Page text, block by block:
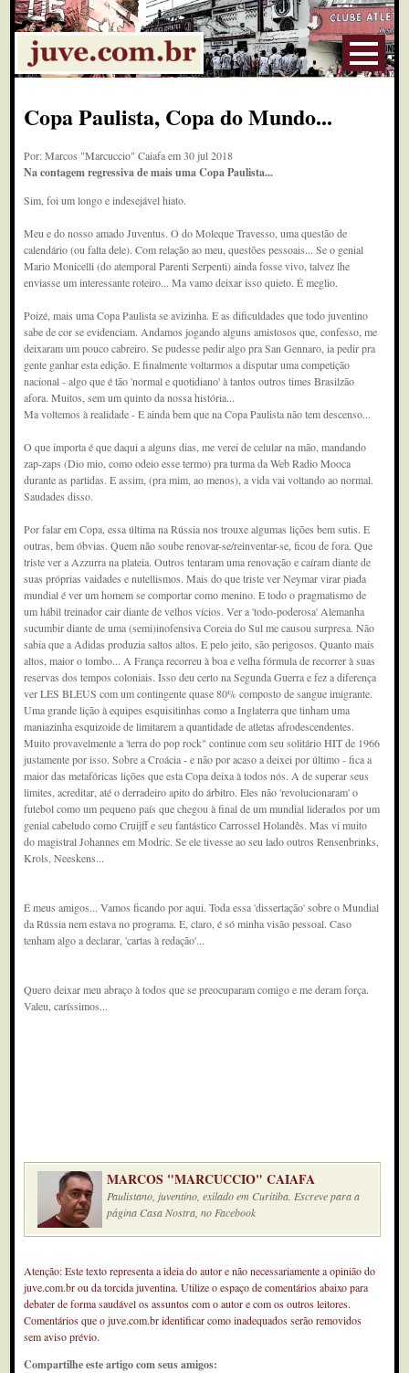
Copa Paulista, Copa do Mundo...
Por: Marcos "Marcuccio" Caiafa em 30 jul 2018
Na contagem regressiva de mais uma Copa Paulista...
Sim, foi um longo e indesejável hiato.
Meu e do nosso amado Juventus. O do Moleque Travesso, uma questão de
calendário (ou falta dele). Com relação ao meu, questões pessoais... Se o genial
Mario Monicelli (do atemporal Parenti Serpenti) ainda fosse vivo, talvez lhe
enviasse um interessante roteiro... Ma vamo deixar isso quieto. É meglio.
Poizé, mais uma Copa Paulista se avizinha. E as dificuldades que todo juventino
sabe de cor se evidenciam. Andamos jogando alguns amistosos que, confesso, me
deixaram um pouco cabreiro. Se pudesse pedir algo pra San Gennaro, ia pedir pra
gente ganhar esta edição. E finalmente voltarmos a disputar uma competição
nacional - algo que é tão 'normal e quotidiano' à tantos outros times Brasilzão
afora. Muitos, sem um quinto da nossa história...
Ma voltemos à realidade - E ainda bem que na Copa Paulista não tem descenso...
O que importa é que daqui a alguns dias, me verei de celular na mão, mandando
zap-zaps (Dio mio, como odeio esse termo) pra turma da Web Radio Mooca
durante as partidas. E assim, (pra mim, ao menos), a vida vai voltando ao normal.
Saudades disso.
Por falar em Copa, essa última na Rússia nos trouxe algumas lições bem sutis. E
outras, bem óbvias. Quem não soube renovar-se/reinventar-se, ficou de fora. Que
triste ver a Azzurra na plateia. Outros tentaram uma renovação e caíram diante de
suas próprias vaidades e nutellismos. Mais do que triste ver Neymar virar piada
mundial é ver um homem se comportar como menino. E todo o pragmatismo de
um hábil treinador cair diante de velhos vícios. Ver a 'todo-poderosa' Alemanha
sucumbir diante de uma (semi)inofensiva Coreia do Sul me causou surpresa. Não
sabia que a Adidas produzia saltos altos. E pelo jeito, são perigosos. Quanto mais
altos, maior o tombo... A França recorreu à boa e velha fórmula de recorrer à suas
reservas dos tempos coloniais. Isso deu certo na Segunda Guerra e fez a diferença
ver LES BLEUS com um contingente quase 80% composto de sangue imigrante.
Uma grande lição à equipes esquisitinhas como a Inglaterra que tinham uma
maniazinha esquizoide de limitarem a quantidade de atletas afrodescendentes.
Muito provavelmente a 'terra do pop rock" continue com seu solitário HIT de 1966
justamente por isso. Sobre a Croácia - e não por acaso a deixei por último - fica a
maior das metafóricas lições que esta Copa deixa à todos nós. A de superar seus
limites, acreditar, até o derradeiro apito do árbitro. Eles não 'revolucionaram' o
futebol como um pequeno país que chegou à final de um mundial liderados por um
genial cabeludo como Cruijff e seu fantástico Carrossel Holandês. Mas vi muito
do magistral Johannes em Modric. Se ele tivesse ao seu lado outros Rensenbrinks,
Krols, Neeskens...
É meus amigos... Vamos ficando por aqui. Toda essa 'dissertação' sobre o Mundial
da Rússia nem estava no programa. E, claro, é só minha visão pessoal. Caso
tenham algo a declarar, 'cartas à redação'...
Quero deixar meu abraço à todos que se preocuparam comigo e me deram força.
Valeu, caríssimos...
MARCOS "MARCUCCIO" CAIAFA
Paulistano, juventino, exilado em Curitiba. Escreve para a
página Casa Nostra, no Facebook
Atenção: Este texto representa a ideia do autor e não necessariamente a opinião do
juve.com.br ou da torcida juventina. Utilize o espaço de comentários abaixo para
debater de forma saudável os assuntos com o autor e com os outros leitores.
Comentários que o juve.com.br identificar como inadequados serão removidos
sem aviso prévio.
Compartilhe este artigo com seus amigos: